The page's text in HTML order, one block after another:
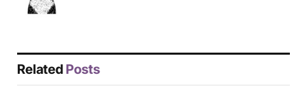
Related Posts